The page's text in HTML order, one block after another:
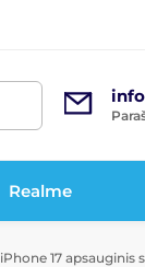
Realme
iPhone 17 apsauginis